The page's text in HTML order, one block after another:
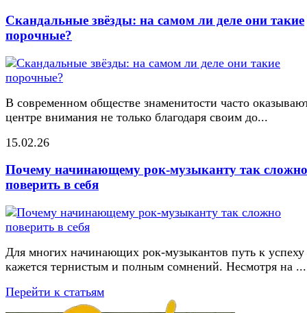
Скандальные звёзды: на самом ли деле они такие
порочные?
В современном обществе знаменитости часто
центре внимания не только благодаря своим до...
15.02.26
Почему начинающему рок-музыканту так сложно
поверить в себя
Для многих начинающих рок-музыкантов путь к успеху
кажется тернистым и полным сомнений. Несмотря на ...
Перейти к статьям